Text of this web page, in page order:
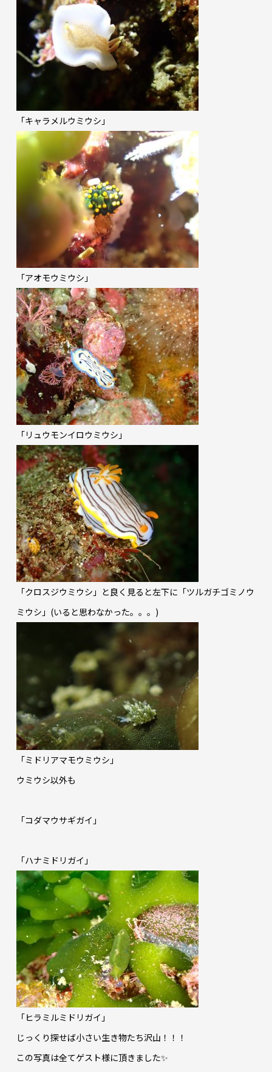
「キャラメルウミウシ」
「アオモウミウシ」
「リュウモンイロウミウシ」
「クロスジウミウシ」と良く見ると左下に「ツルガチゴミノウ
ミウシ」(いると思わなかった。。。)
「ミドリアマモウミウシ」
ウミウシ以外も
「コダマウサギガイ」
「ハナミドリガイ」
「ヒラミルミドリガイ」
じっくり探せば小さい生き物たち沢山！！！
この写真は全てゲスト様に頂きました✨